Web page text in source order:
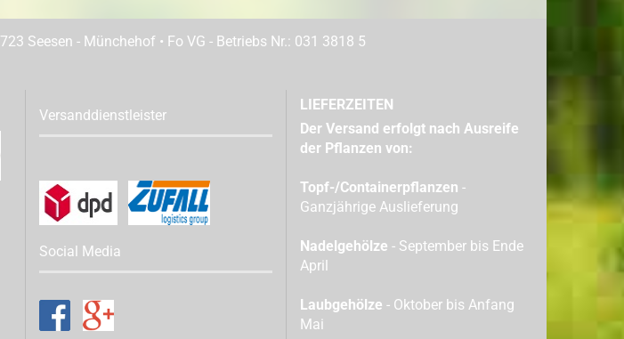
Seesen - Münchehof • Fo VG - Betriebs Nr.: 031 3818 5
Versanddienstleister
Social Media
LIEFERZEITEN
Der Versand erfolgt nach Ausreife
der Pflanzen von:
Topf-/Containerpflanzen -
Ganzjährige Auslieferung
Nadelgehölze - September bis Ende
April
Laubgehölze - Oktober bis Anfang
Mai